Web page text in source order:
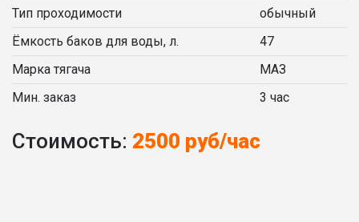
Тип проходимости
обычный
Ёмкость баков для воды, л.
47
Марка тягача
МАЗ
Мин. заказ
3 час
Стоимость: 2500 руб/час